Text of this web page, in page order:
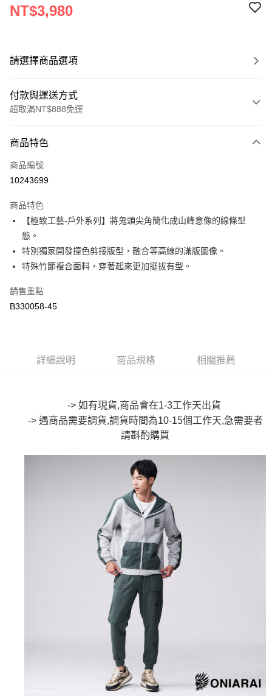
NT$3,980
請選擇商品選項
付款與運送方式
超取滿NT$888免運
信用卡一次付款
超商取貨付款
Apple Pay
街口支付
悠遊付
Google Pay
全盈+PAY
【大哥付你分期使用說明】
3.實際核准額度、可分期數及費用金額請依後續交易確認頁面所載為準。
4.訂單成立30分鐘內，如未前往確認交易或遇審核未通過，訂單將自動取
消。如遇「轉專審核」未通過狀況，表示未達大哥付你分期系統評分，恕無
【繳款方式說明】
1.分期款項不併入電信帳單，「大哥付你分期」於每月結算日後寄送繳費提
2.透過簡訊連結打開帳單後，可選擇「超商條碼／台灣大直營門市／銀行轉
帳／街口支付／iPASS MONEY」等通路繳費。
1.本服務係由「台灣大哥大股份有限公司」（以下簡稱本公司）所提供，讓
用戶於交易時，得透過本服務購買商品或服務，並由商店將買賣／分期付款
買賣價金債權讓與本公司後，依約使用本公司帳單繳交帳款。
2.基於同意付款使用「大哥付你分期」之契約關係目的，商店將以您的個人
資料（包含姓名、電話或地址）提供予台灣大哥大進項蒐集、處理及利用，
由本公司與您本人進行分期帳單所需資料之確認、核對及更正。
3.完整用戶服務條款，請詳閱以下連結：
https://oppay.tw/userRule
AFTEE先享後付
AFTEE先享後付是「在收到商品之後才付款」的支付方式。 讓您購物簡單
便利好安心！
１．簡單：不需註冊會員、不需綁卡、不需儲值。
２．便利：只要手機號碼，簡訊認證，即可結帳。
１．於結帳方式選擇「AFTEE先享後付」後，將跳轉至「AFTEE先享後付」
結帳頁面，進行簡訊認證並確認金額後，即可完成結帳。
２．訂單成立數日內，您將收到繳費通知簡訊。
３．收到繳費通知簡訊後14天內，點擊此簡訊中的連結，可透過四大超商／
ATM／網路銀行／等多元方式進行付款，方視為交易完成。
※ 請注意：結帳手續完成當下不需立刻繳費，但若您需要取消訂單，請聯絡
購買商品的店家。未經商家同意取消之訂單仍視為有效，需透過AFTEE先享
※ 交易是否成功請以「AFTEE先享後付 」之結帳頁面顯示為準，若有關於
是否繳費成功／繳費後需取消欲退款等相關疑問，請聯繫「AFTEE先享後付
https://netprotections.freshdesk.com/support/home
１．透過由恩沛科技股份有限公司提供之「AFTEE先享後付」服務完成之交
易，需依本服務之必要範圍內提供個人資料，並將交易相關給付款項請求債
權轉讓予恩沛科技股份有限公司。
２．關於個人資料處理事宜，請瀏覽以下網址：
３．未成年的使用者請事先徵得法定代理人或監護人之同意方可使用
「AFTEE先享後付」，若未經同意申辦者引起之損失，本公司不負相關責
全家取貨付款
每筆NT$80，滿NT$888(含以上)免運費
每筆NT$80，滿NT$888(含以上)免運費
每筆NT$60，滿NT$3,000(含以上)免運費
每筆NT$60，滿NT$3,000(含以上)免運費
每筆NT$80，滿NT$3,000(含以上)免運費
每筆NT$80，滿NT$3,000(含以上)免運費
商品特色
商品編號
10243699
商品特色
【極致工藝-戶外系列】將鬼頭尖角簡化成山峰意像的線條型
態。
特別獨家開發撞色剪接版型，融合等高線的滿版圖像。
特殊竹節複合面料，穿著起來更加挺拔有型。
銷售重點
B330058-45
詳細說明 商品規格 相關推薦
-> 如有現貨,商品會在1-3工作天出貨
-> 遇商品需要調貨,調貨時間為10-15個工作天,急需要者
請斟酌購買